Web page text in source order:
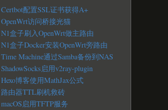
Certbot配置SSL证书获得A+
OpenWrt访问桥接光猫
N1盒子刷入OpenWrt做主路由
N1盒子Docker安装OpenWrt旁路由
Time Machine通过Samba备份到NAS
ShadowSocks启用v2ray-plugin
Hexo博客使用MathJax公式
路由器TTL刷机救砖
macOS启用TFTP服务